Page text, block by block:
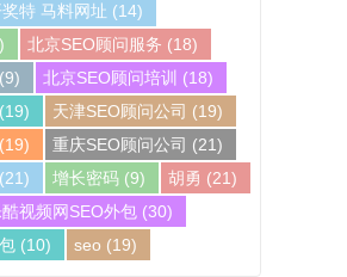
特 马料网址 (14)
北京SEO顾问服务 (18)
(9) 北京SEO顾问培训 (18)
(19) 天津SEO顾问公司 (19)
(19) 重庆SEO顾问公司 (21)
(21) 增长密码 (9) 胡勇 (21)
酷视频网SEO外包 (30)
(10) seo (19)